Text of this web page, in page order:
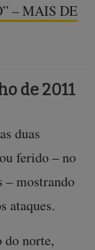
– MAIS DE
de 2011
duas
ferido – no
– mostrando
ataques.
do norte,